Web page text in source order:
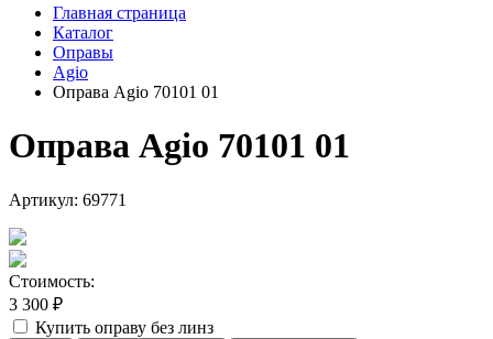
Главная страница
Каталог
Оправы
Agio
Оправа Agio 70101 01
Оправа Agio 70101 01
Артикул: 69771
Стоимость:
3 300 ₽
Купить оправу без линз